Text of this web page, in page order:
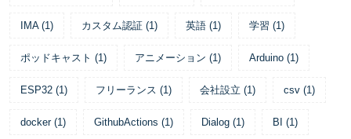
IMA (1) カスタム認証 (1) 英語 (1) 学習 (1)
ポッドキャスト (1) アニメーション (1) Arduino (1)
ESP32 (1) フリーランス (1) 会社設立 (1) csv (1)
docker (1) GithubActions (1) Dialog (1) BI (1)